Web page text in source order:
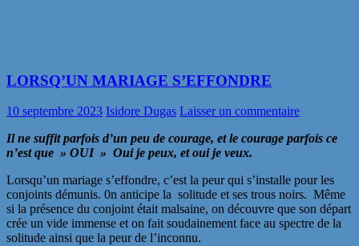
LORSQ’UN MARIAGE S’EFFONDRE
10 septembre 2023 Isidore Dugas Laisser un commentaire
Il ne suffit parfois d’un peu de courage, et le courage parfois ce
n’est que » OUI » Oui je peux, et oui je veux.
Lorsqu’un mariage s’effondre, c’est la peur qui s’installe pour les
conjoints démunis. 0n anticipe la solitude et ses trous noirs. Même
si la présence du conjoint était malsaine, on découvre que son départ
crée un vide immense et on fait soudainement face au spectre de la
solitude ainsi que la peur de l’inconnu.